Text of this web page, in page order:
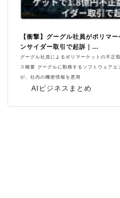
AIビジネスまとめ
【衝撃】グーグル社員がポリマ
ンサイダー取引で起訴｜...
グーグル社員によるポリマーケットの不正
ス概要 グーグルに勤務するソフトウェアエ
が、社内の機密情報を悪用